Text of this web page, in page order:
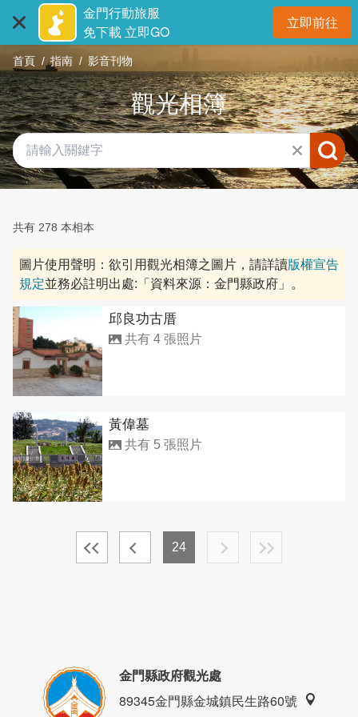
主
內
容
區
塊
金門行動旅服
免下載 立即GO
立即前往開
首頁 指南 影音刊物
觀光相簿
共有 278 本相本
圖片使用聲明：欲引用觀光相簿之圖片，請詳讀版權宣告
規定並務必註明出處:「資料來源：金門縣政府」。
邱良功古厝
共有 4 張照片
黃偉墓
共有 5 張照片
24
金門縣政府觀光處
89345金門縣金城鎮民生路60號